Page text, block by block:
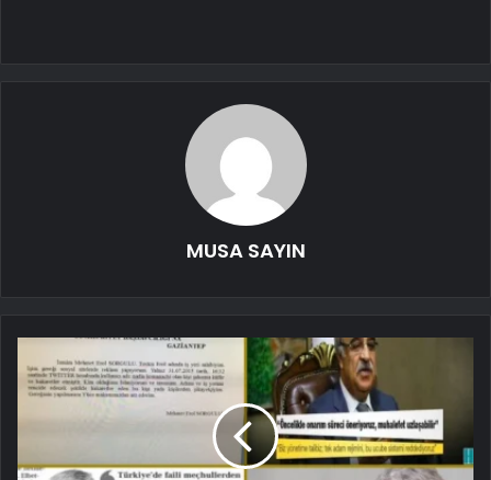
MUSA SAYIN